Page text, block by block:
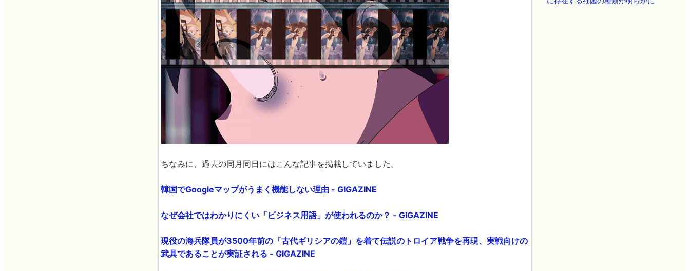
ちなみに、過去の同月同日にはこんな記事を掲載していました。
韓国でGoogleマップがうまく機能しない理由 - GIGAZINE
なぜ会社ではわかりにくい「ビジネス用語」が使われるのか？ - GIGAZINE
現役の海兵隊員が3500年前の「古代ギリシアの鎧」を着て伝説のトロイア戦争を再現、実戦向けの
武具であることが実証される - GIGAZINE